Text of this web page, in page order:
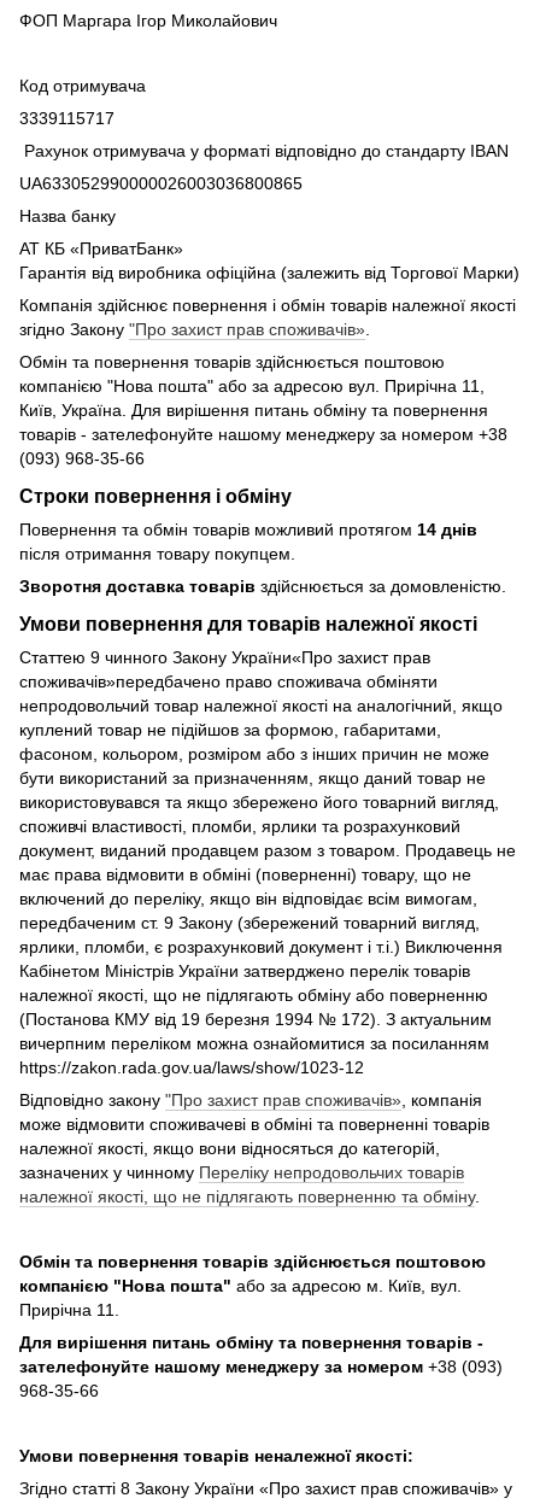
ФОП Маргара Ігор Миколайович
Код отримувача
3339115717
Рахунок отримувача у форматі відповідно до стандарту IBAN
UA633052990000026003036800865
Назва банку
АТ КБ «ПриватБанк»
Гарантія від виробника офіційна (залежить від Торгової Марки)
Компанія здійснює повернення і обмін товарів належної якості
згідно Закону "Про захист прав споживачів».
Обмін та повернення товарів здійснюється поштовою
компанією "Нова пошта" або за адресою вул. Прирічна 11,
Київ, Україна. Для вирішення питань обміну та повернення
товарів - зателефонуйте нашому менеджеру за номером +38
(093) 968-35-66
Строки повернення і обміну
Повернення та обмін товарів можливий протягом 14 днів
після отримання товару покупцем.
Зворотня доставка товарів здійснюється за домовленістю.
Умови повернення для товарів належної якості
Статтею 9 чинного Закону України«Про захист прав
споживачів»передбачено право споживача обміняти
непродовольчий товар належної якості на аналогічний, якщо
куплений товар не підійшов за формою, габаритами,
фасоном, кольором, розміром або з інших причин не може
бути використаний за призначенням, якщо даний товар не
використовувався та якщо збережено його товарний вигляд,
споживчі властивості, пломби, ярлики та розрахунковий
документ, виданий продавцем разом з товаром. Продавець не
має права відмовити в обміні (поверненні) товару, що не
включений до переліку, якщо він відповідає всім вимогам,
передбаченим ст. 9 Закону (збережений товарний вигляд,
ярлики, пломби, є розрахунковий документ і т.і.) Виключення
Кабінетом Міністрів України затверджено перелік товарів
належної якості, що не підлягають обміну або поверненню
(Постанова КМУ від 19 березня 1994 № 172). З актуальним
вичерпним переліком можна ознайомитися за посиланням
https://zakon.rada.gov.ua/laws/show/1023-12
Відповідно закону "Про захист прав споживачів» , компанія
може відмовити споживачеві в обміні та поверненні товарів
належної якості, якщо вони відносяться до категорій,
зазначених у чинному Переліку непродовольчих товарів
належної якості, що не підлягають поверненню та обміну.
Обмін та повернення товарів здійснюється поштовою
компанією "Нова пошта" або за адресою м. Київ, вул.
Прирічна 11.
Для вирішення питань обміну та повернення товарів -
зателефонуйте нашому менеджеру за номером +38 (093)
968-35-66
Умови повернення товарів неналежної якості:
Згідно статті 8 Закону України «Про захист прав споживачів» у